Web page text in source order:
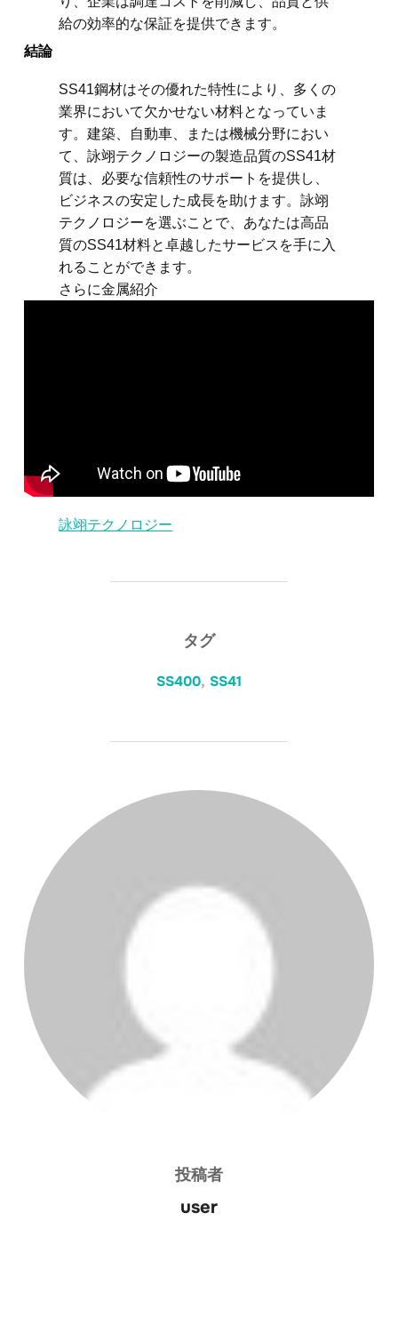
給の効率的な保証を提供できます。
結論
SS41鋼材はその優れた特性により、多くの
業界において欠かせない材料となっていま
す。建築、自動車、または機械分野におい
て、詠翊テクノロジーの製造品質のSS41材
質は、必要な信頼性のサポートを提供し、
ビジネスの安定した成長を助けます。詠翊
テクノロジーを選ぶことで、あなたは高品
質のSS41材料と卓越したサービスを手に入
れることができます。
さらに金属紹介
詠翊テクノロジー
タグ
SS400, SS41
投稿者
user